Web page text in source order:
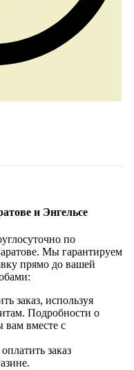
и Энгельсе
по
Мы гарантируем
прямо до вашей
заказ, используя
Подробности о
вам вместе с
заказ